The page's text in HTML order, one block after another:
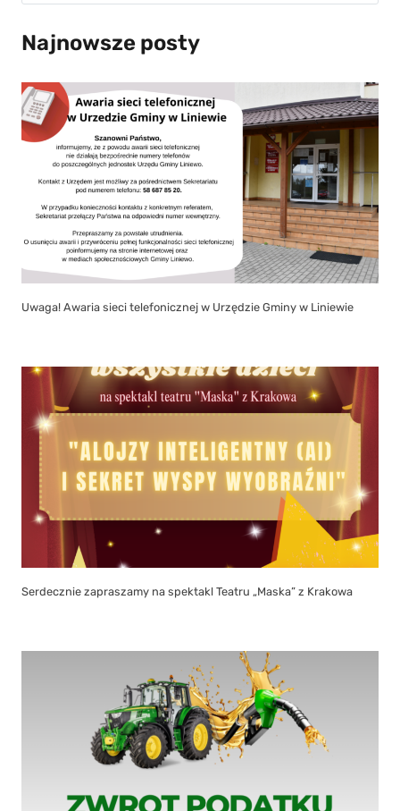
Najnowsze posty
Uwaga! Awaria sieci telefonicznej w Urzędzie Gminy w Liniewie
Serdecznie zapraszamy na spektakl Teatru „Maska” z Krakowa